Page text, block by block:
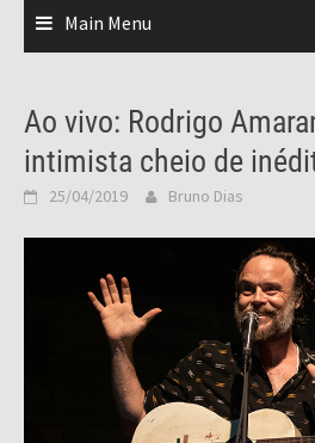
Main Menu
Ao vivo: Rodrigo
intimista cheio de
25/04/2019 Bruno Dias